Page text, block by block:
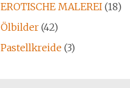
EROTISCHE MALEREI(18)
Ölbilder(42)
Pastellkreide(3)